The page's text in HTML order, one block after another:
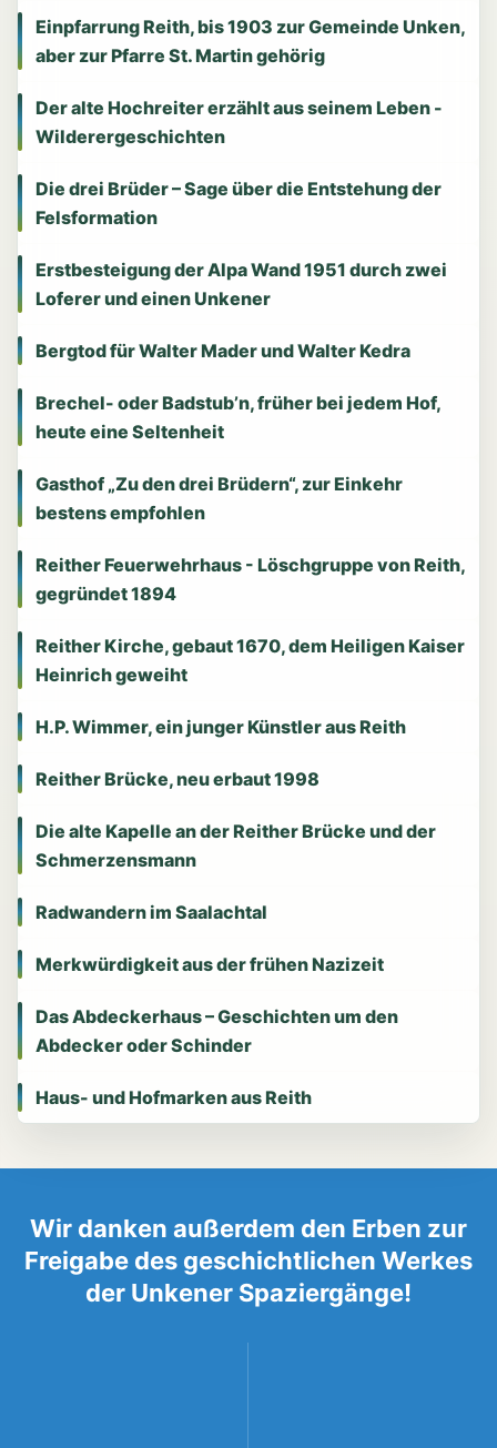
Einpfarrung Reith, bis 1903 zur Gemeinde Unken,
aber zur Pfarre St. Martin gehörig
Der alte Hochreiter erzählt aus seinem Leben -
Wilderergeschichten
Die drei Brüder – Sage über die Entstehung der
Felsformation
Erstbesteigung der Alpa Wand 1951 durch zwei
Loferer und einen Unkener
Bergtod für Walter Mader und Walter Kedra
Brechel- oder Badstub’n, früher bei jedem Hof,
heute eine Seltenheit
Gasthof „Zu den drei Brüdern“, zur Einkehr
bestens empfohlen
Reither Feuerwehrhaus - Löschgruppe von Reith,
gegründet 1894
Reither Kirche, gebaut 1670, dem Heiligen Kaiser
Heinrich geweiht
H.P. Wimmer, ein junger Künstler aus Reith
Reither Brücke, neu erbaut 1998
Die alte Kapelle an der Reither Brücke und der
Schmerzensmann
Radwandern im Saalachtal
Merkwürdigkeit aus der frühen Nazizeit
Das Abdeckerhaus – Geschichten um den
Abdecker oder Schinder
Haus- und Hofmarken aus Reith
Wir danken außerdem den Erben zur
Freigabe des geschichtlichen Werkes
der Unkener Spaziergänge!